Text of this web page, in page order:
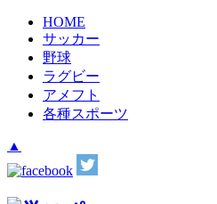
HOME
サッカー
野球
ラグビー
アメフト
各種スポーツ
▲